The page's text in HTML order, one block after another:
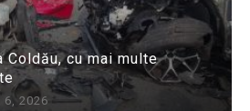
Coldău, cu mai multe
6, 2026